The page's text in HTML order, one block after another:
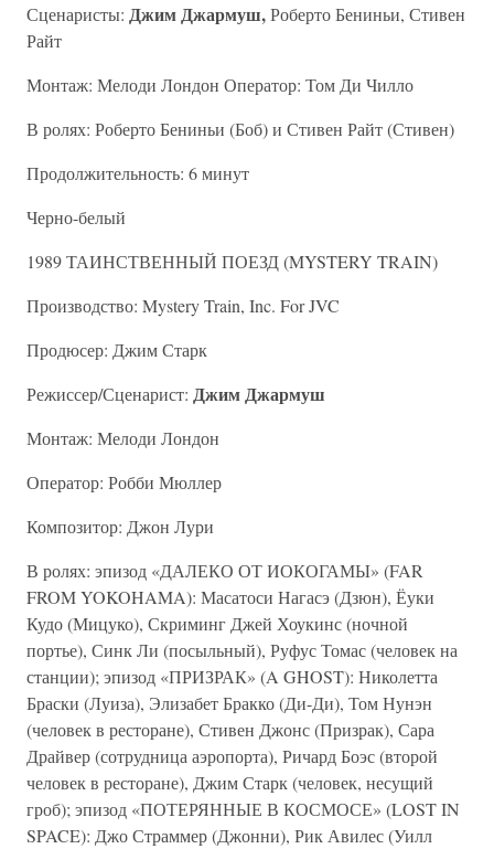
Сценаристы: Джим Джармуш,Роберто Бениньи, Стивен
Райт
Монтаж: Мелоди Лондон Оператор: Том Ди Чилло
В ролях: Роберто Бениньи (Боб) и Стивен Райт (Стивен)
Продолжительность: 6 минут
Черно-белый
1989 ТАИНСТВЕННЫЙ ПОЕЗД (MYSTERY TRAIN)
Производство: Mystery Train, Inc. For JVC
Продюсер: Джим Старк
Режиссер/Сценарист: Джим Джармуш
Монтаж: Мелоди Лондон
Оператор: Робби Мюллер
Композитор: Джон Лури
В ролях: эпизод «ДАЛЕКО ОТ ИОКОГАМЫ» (FAR
FROM YOKOHAMA): Масатоси Нагасэ (Дзюн), Ёуки
Кудо (Мицуко), Скриминг Джей Хоукинс (ночной
портье), Синк Ли (посыльный), Руфус Томас (человек на
станции); эпизод «ПРИЗРАК» (A GHOST): Николетта
Браски (Луиза), Элизабет Бракко (Ди-Ди), Том Нунэн
(человек в ресторане), Стивен Джонс (Призрак), Сара
Драйвер (сотрудница аэропорта), Ричард Боэс (второй
человек в ресторане), Джим Старк (человек, несущий
гроб); эпизод «ПОТЕРЯННЫЕ В КОСМОСЕ» (LOST IN
SPACE): Джо Страммер (Джонни), Рик Авилес (Уилл